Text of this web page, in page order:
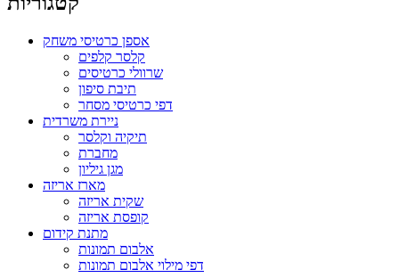
אספן כרטיסי משחק
קלסר קלפים
שרוולי כרטיסים
תיבת סיפון
דפי כרטיסי מסחר
ניירת משרדית
תיקיה וקלסר
מחברת
מגן גיליון
מארז אריזה
שקית אריזה
קופסת אריזה
מתנת קידום
אלבום תמונות
דפי מילוי אלבום תמונות